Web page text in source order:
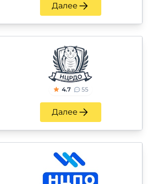
Далее
4.7 55
Далее